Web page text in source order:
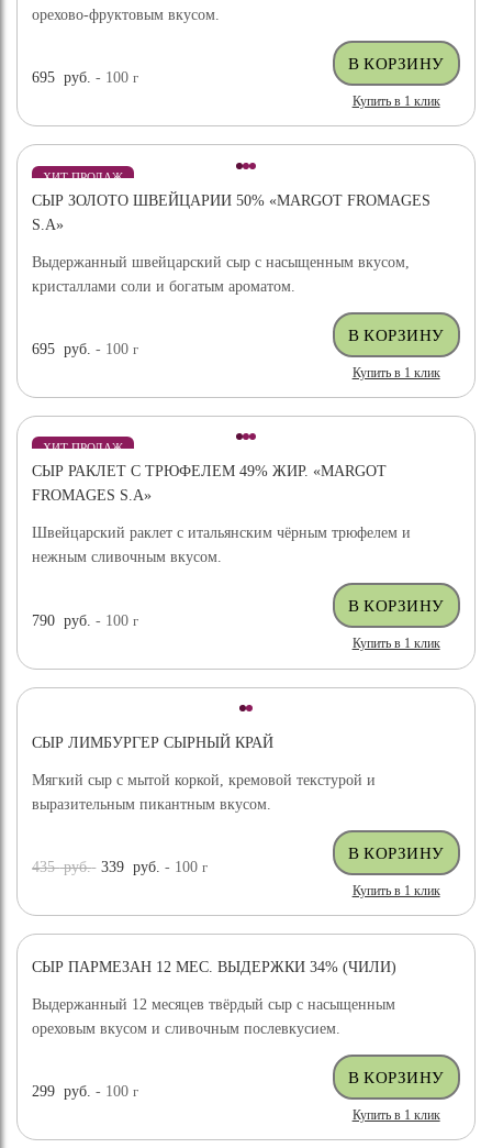
орехово-фруктовым вкусом.
695 руб. - 100г
Купить в 1 клик
ХИТ ПРОДАЖ
СЫР ЗОЛОТО ШВЕЙЦАРИИ 50% «MARGOT FROMAGES
S.A»
Выдержанный швейцарский сыр с насыщенным вкусом,
кристаллами соли и богатым ароматом.
695 руб. - 100г
Купить в 1 клик
ХИТ ПРОДАЖ
ВЫБОР ЭКСПЕРТА
СЫР РАКЛЕТ С ТРЮФЕЛЕМ 49% ЖИР. «MARGOT
FROMAGES S.A»
Швейцарский раклет с итальянским чёрным трюфелем и
нежным сливочным вкусом.
790 руб. - 100г
Купить в 1 клик
СЫР ЛИМБУРГЕР СЫРНЫЙ КРАЙ
Мягкий сыр с мытой коркой, кремовой текстурой и
выразительным пикантным вкусом.
435руб. 339 руб. - 100г
Купить в 1 клик
ХИТ ПРОДАЖ
СЫР ПАРМЕЗАН 12 МЕС. ВЫДЕРЖКИ 34% (ЧИЛИ)
Выдержанный 12 месяцев твёрдый сыр с насыщенным
ореховым вкусом и сливочным послевкусием.
299 руб. - 100г
Купить в 1 клик